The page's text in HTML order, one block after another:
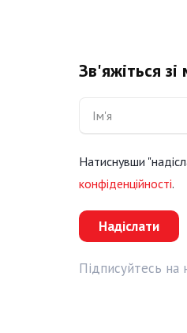
Зв'яжіться
Натиснувши
конфіденційності.
Надіслати
Підписуйтесь на